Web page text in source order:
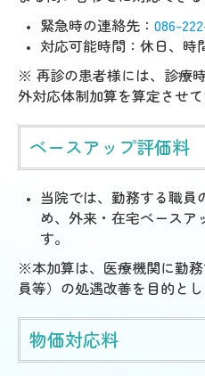
緊急時の連絡先： 086-
対応可能時間：休日、時
※ 再診の患者様には、診療
外対応体制加算を算定させて
ベースアップ評価料
当院では、勤務する職員
め、外来・在宅ベースア
す。
※本加算は、医療機関に勤
員等）の処遇改善を目的と
物価対応料